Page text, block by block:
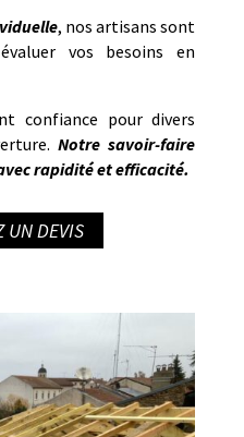
, nos artisans sont
vos besoins en
confiance pour divers
Notre savoir-faire
rapidité et efficacité.
UN DEVIS